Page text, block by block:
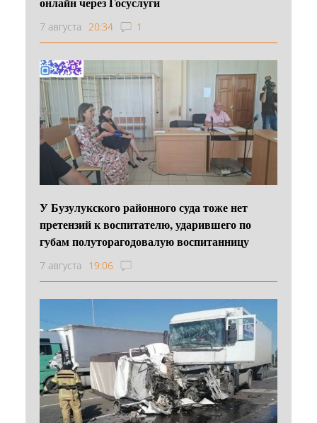
7 августа 20:34 1
У Бузулукского районного суда тоже нет
претензий к воспитателю, ударившего по
губам полуторагодовалую воспитанницу
7 августа 19:06